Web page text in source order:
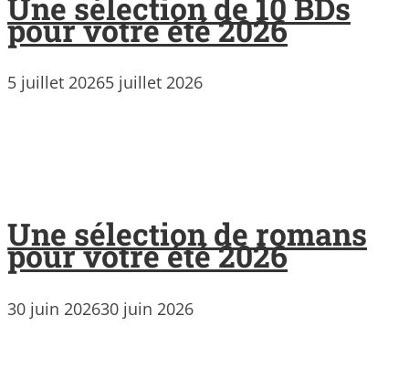
Une sélection de 10 BDs
pour votre été 2026
5 juillet 20265 juillet 2026
Une sélection de romans
pour votre été 2026
30 juin 202630 juin 2026